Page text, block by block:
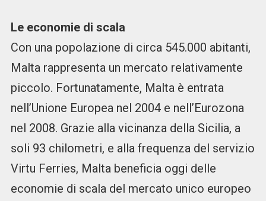
Le economie di scala
Con una popolazione di circa 545.000 abitanti,
Malta rappresenta un mercato relativamente
piccolo. Fortunatamente, Malta è entrata
nell’Unione Europea nel 2004 e nell’Eurozona
nel 2008. Grazie alla vicinanza della Sicilia, a
soli 93 chilometri, e alla frequenza del servizio
Virtu Ferries, Malta beneficia oggi delle
economie di scala del mercato unico europeo